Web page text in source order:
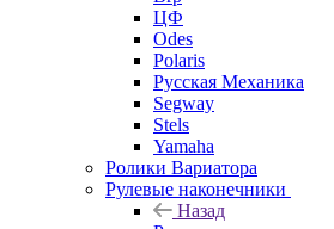
ЦФ
Odes
Polaris
Русская Механика
Segway
Stels
Yamaha
Ролики Вариатора
Рулевые наконечники
Назад